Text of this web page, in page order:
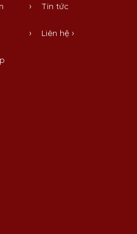
›Tin tức
› Liên hệ ›